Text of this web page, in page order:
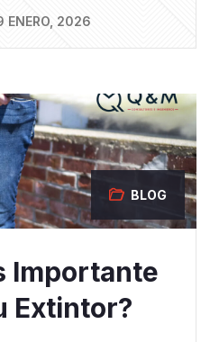
ENERO, 2026
BLOG
Importante
Extintor?